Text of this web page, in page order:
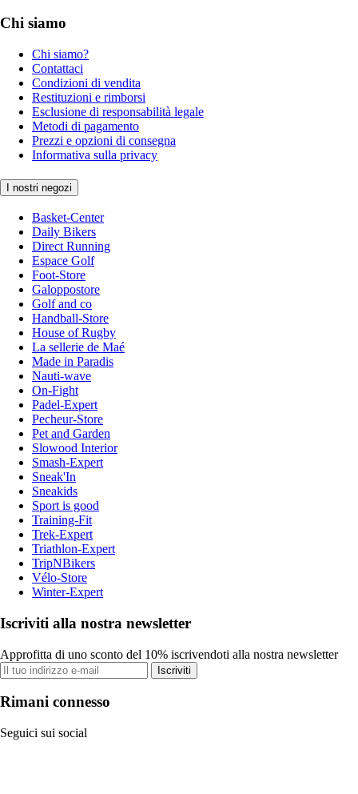
Chi siamo
Chi siamo?
Contattaci
Condizioni di vendita
Restituzioni e rimborsi
Esclusione di responsabilità legale
Metodi di pagamento
Prezzi e opzioni di consegna
Informativa sulla privacy
I nostri negozi
Basket-Center
Daily Bikers
Direct Running
Espace Golf
Foot-Store
Galoppostore
Golf and co
Handball-Store
House of Rugby
La sellerie de Maé
Made in Paradis
Nauti-wave
On-Fight
Padel-Expert
Pecheur-Store
Pet and Garden
Slowood Interior
Smash-Expert
Sneak'In
Sneakids
Sport is good
Training-Fit
Trek-Expert
Triathlon-Expert
TripNBikers
Vélo-Store
Winter-Expert
Iscriviti alla nostra newsletter
Approfitta di uno sconto del 10% iscrivendoti alla nostra newsletter
Iscriviti
Rimani connesso
Seguici sui social